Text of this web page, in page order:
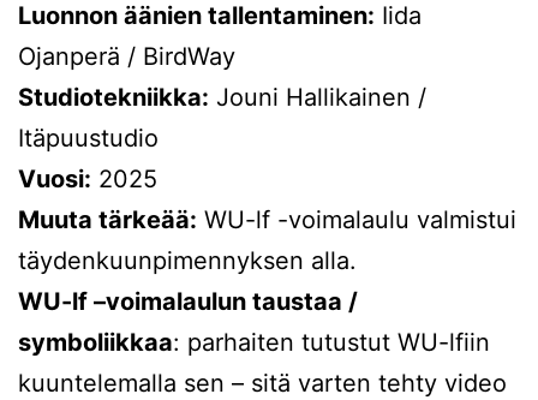
Luonnon äänien tallentaminen: Iida
Ojanperä / BirdWay
Studiotekniikka: Jouni Hallikainen /
Itäpuustudio
Vuosi: 2025
Muuta tärkeää: WU-lf -voimalaulu valmistui
täydenkuunpimennyksen alla.
WU-lf –voimalaulun taustaa /
symboliikkaa: parhaiten tutustut WU-lfiin
kuuntelemalla sen – sitä varten tehty video